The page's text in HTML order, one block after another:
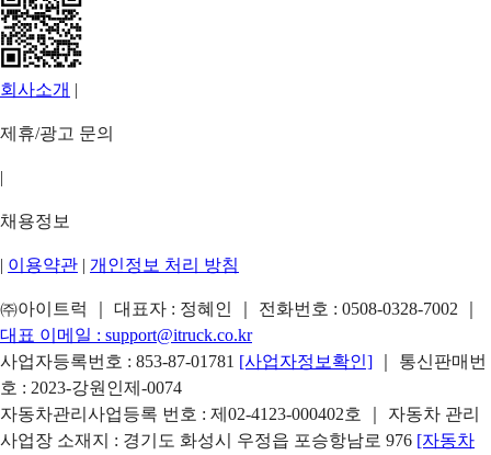
회사소개 |
제휴/광고 문의
|
채용정보
| 이용약관 | 개인정보 처리 방침
㈜아이트럭 ｜ 대표자 : 정혜인 ｜ 전화번호 : 0508-0328-7002
대표 이메일 : support@itruck.co.kr
사업자등록번호 : 853-87-01781 [사업자정보확인]
｜ 통신판매번
호 : 2023-강원인제-0074
자동차관리사업등록 번호 : 제02-4123-000402호 ｜ 자동차 관리
사업장 소재지 : 경기도 화성시 우정읍 포승항남로 976 [자동차